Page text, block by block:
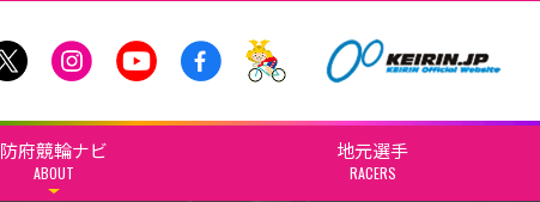
防府競輪ナビ
ABOUT
地元選手
RACERS